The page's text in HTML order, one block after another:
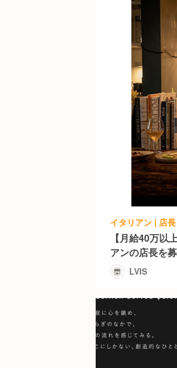
イタリアン | 店
【月給40万以
アンの店長を
LVIS